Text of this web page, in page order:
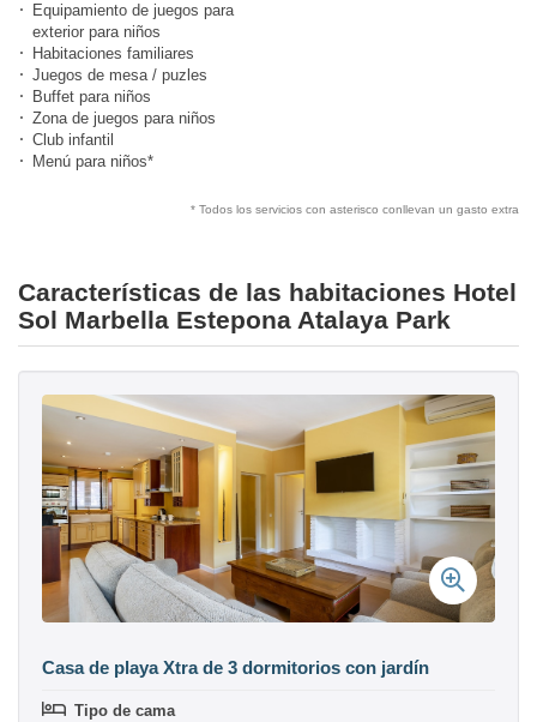
Equipamiento de juegos para
exterior para niños
Habitaciones familiares
Juegos de mesa / puzles
Buffet para niños
Zona de juegos para niños
Club infantil
Menú para niños*
* Todos los servicios con asterisco conllevan un gasto extra
Características de las habitaciones Hotel
Sol Marbella Estepona Atalaya Park
Casa de playa Xtra de 3 dormitorios con jardín
Tipo de cama